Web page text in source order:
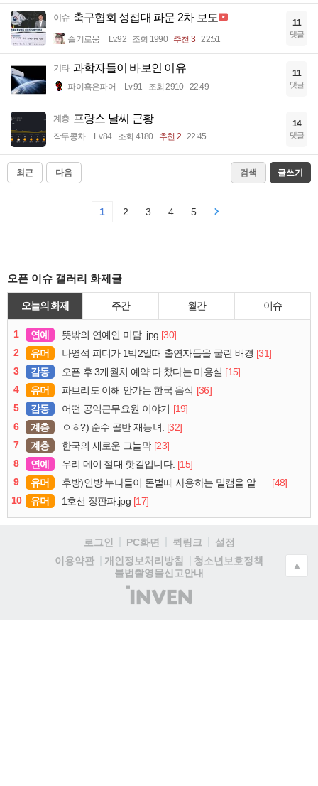
이슈 축구협회 성접대 파문 2차 보도
슬기로움 Lv.92 조회 1990 추천 3 22:51
11
댓글
기타 과학자들이 바보인 이유
파이혹은파어 Lv.91 조회 2910 22:49
11
댓글
계층 프랑스 날씨 근황
작두콩차 Lv.84 조회 4180 추천 2 22:45
14
댓글
최근 다음 검색 글쓰기
1 2 3 4 5
오픈 이슈 갤러리 화제글
오늘의 화제 주간 월간 이슈
1 연예 뜻밖의 연예인 미담..jpg [30]
2
유머 나영석 피디가 1박2일때 출연자들을 굴린 배경 [31]
3
감동 오픈 후 3개월치 예약 다 찼다는 미용실 [15]
4
유머 파브리도 이해 안가는 한국 음식 [36]
5
감동 어떤 공익근무요원 이야기 [19]
6
계층 ㅇㅎ?) 순수 골반 재능녀. [32]
7
계층 한국의 새로운 그늘막 [23]
8
연예 우리 메이 절대 핫걸입니다. [15]
9
유머 후방)인방 누나들이 돈벌때 사용하는 밑캠을 알아보자
[48]
10
유머 1호선 장판파.jpg [17]
로그인 PC화면 퀵링크
설정
이용약관
개인정보처리방침
청소년보호정책
불법촬영물신고안내
(주)
인
▲